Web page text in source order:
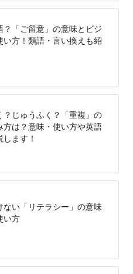
？「ご留意」の意味とビジ
い方！類語・言い換えも紹
？じゅうふく？「重複」の
方は？意味・使い方や英語
ます！
ない「リテラシー」の意味
い方